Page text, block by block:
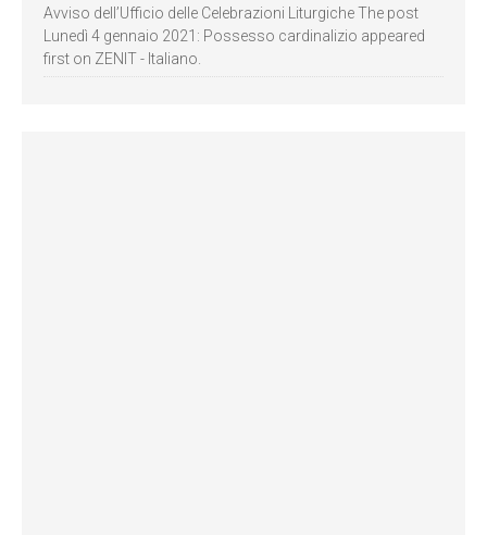
Avviso dell’Ufficio delle Celebrazioni Liturgiche The post
Lunedì 4 gennaio 2021: Possesso cardinalizio appeared
first on ZENIT - Italiano.